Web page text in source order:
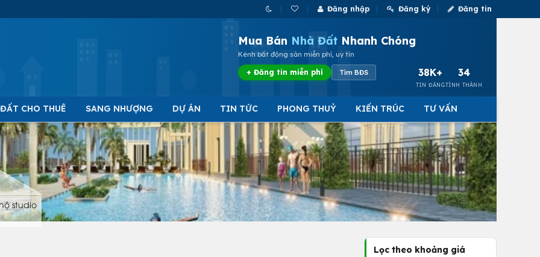
Đăng nhập Đăng ký Đăng tin
Mua Bán Nhà Đất Nhanh Chóng
Kênh bất động sản miễn phí, uy tín
+ Đăng tin miễn phí Tìm BĐS 38K+
TIN ĐĂNG
34
TỈNH THÀNH
CHO THUÊ SANG NHƯỢNG DỰ ÁN TIN TỨC PHONG THUỶ KIẾN TRÚC TƯ VẤN
studio
Lọc theo khoảng giá